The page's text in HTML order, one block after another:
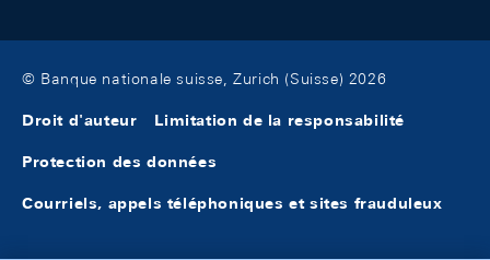
© Banque nationale suisse, Zurich (Suisse) 2026
Droit d'auteur Limitation de la responsabilité
Protection des données
Courriels, appels téléphoniques et sites frauduleux